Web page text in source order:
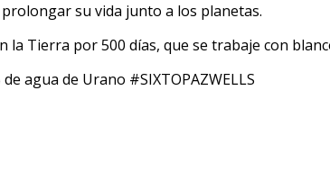
su vida junto a los planetas.
la Tierra por 500 días, que se trabaje con
agua de Urano #SIXTOPAZWELLS